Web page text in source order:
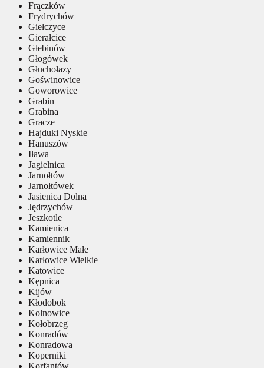
Frączków
Frydrychów
Giełczyce
Gierałcice
Głebinów
Głogówek
Głuchołazy
Goświnowice
Goworowice
Grabin
Grabina
Gracze
Hajduki Nyskie
Hanuszów
Iława
Jagielnica
Jarnołtów
Jarnołtówek
Jasienica Dolna
Jędrzychów
Jeszkotle
Kamienica
Kamiennik
Karłowice Małe
Karłowice Wielkie
Katowice
Kępnica
Kijów
Kłodobok
Kolnowice
Kołobrzeg
Konradów
Konradowa
Koperniki
Korfantów